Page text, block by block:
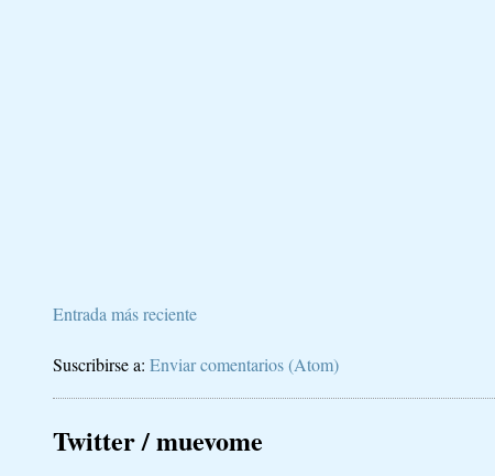
Entrada más reciente
Suscribirse a: Enviar comentarios (Atom)
Twitter / muevome